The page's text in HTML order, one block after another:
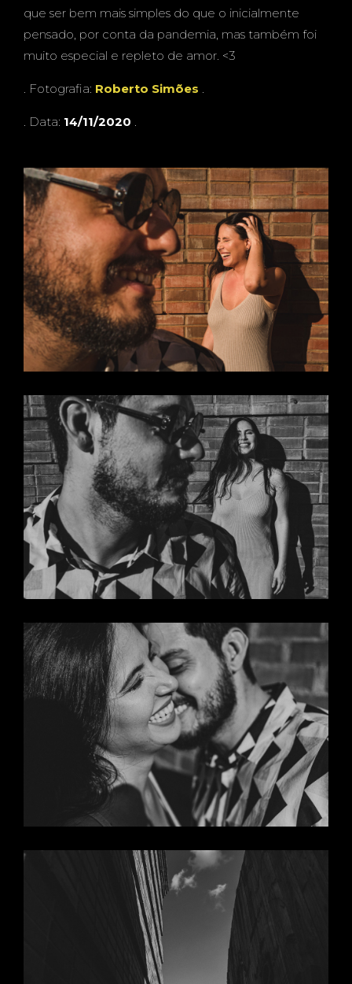
CASA
MENT
O -
CATIA
E
ANDR
É -
CAMP
O
GRAN
que ser bem mais simples do que o inicialmente
pensado, por conta da pandemia, mas também foi
muito especial e repleto de amor. <3
. Fotografia: Roberto Simões .
. Data: 14/11/2020 .